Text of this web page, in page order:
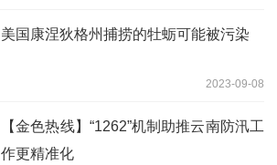
美国康涅狄格州捕捞的牡蛎可能被污染
2023-09-08
【金色热线】“1262”机制助推云南防汛工
作更精准化